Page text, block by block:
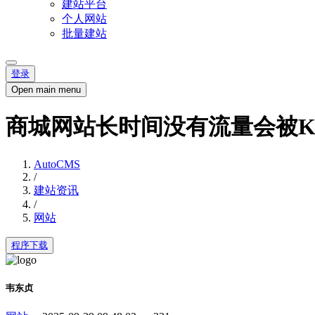
建站平台
个人网站
批量建站
登录
Open main menu
商城网站长时间没有流量会被
AutoCMS
/
建站资讯
/
网站
程序下载
韦东贞